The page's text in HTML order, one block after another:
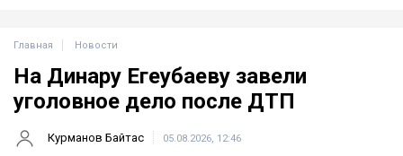
Главная Новости
На Динару Егеубаеву завели
уголовное дело после ДТП
Курманов Байтас 05.08.2026, 12:46